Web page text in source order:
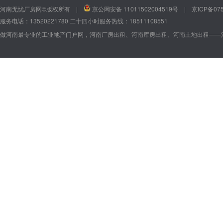
河南无忧厂房网©版权所有 | 京公网安备 11011502004519号 | 京ICP备
服务电话：13520221780 二十四小时服务热线：18511108551
做河南最专业的工业地产门户网，河南厂房出租、河南库房出租、河南土地出租